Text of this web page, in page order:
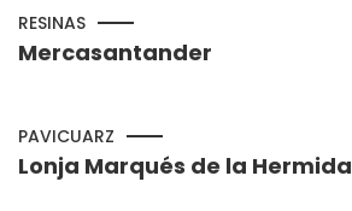
RESINAS
Mercasantander
PAVICUARZ
Lonja Marqués de la Hermida